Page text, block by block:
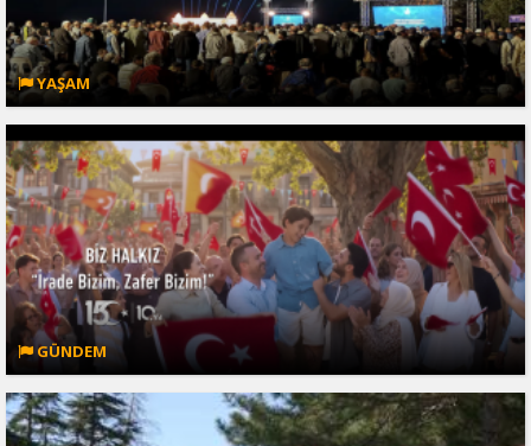
YAŞAM
GÜNDEM